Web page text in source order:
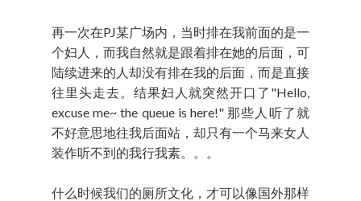
再一次在PJ某广场内，当时排在我前面的是一
个妇人，而我自然就是跟着排在她的后面，可
陆续进来的人却没有排在我的后面，而是直接
往里头走去。结果妇人就突然开口了"Hello,
excuse me~ the queue is here!" 那些人听了就
不好意思地往我后面站，却只有一个马来女人
装作听不到的我行我素。。。
什么时候我们的厕所文化，才可以像国外那样